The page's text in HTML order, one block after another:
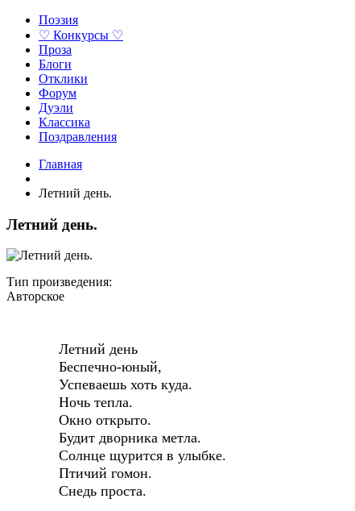
Поэзия
♡ Конкурсы ♡
Проза
Блоги
Отклики
Форум
Дуэли
Классика
Поздравления
Главная
Летний день.
Летний день.
Тип произведения:
Авторское
Летний день
Беспечно-юный,
Успеваешь хоть куда.
Ночь тепла.
Окно открыто.
Будит дворника метла.
Солнце щурится в улыбке.
Птичий гомон.
Снедь проста.